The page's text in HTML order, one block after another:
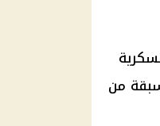
من